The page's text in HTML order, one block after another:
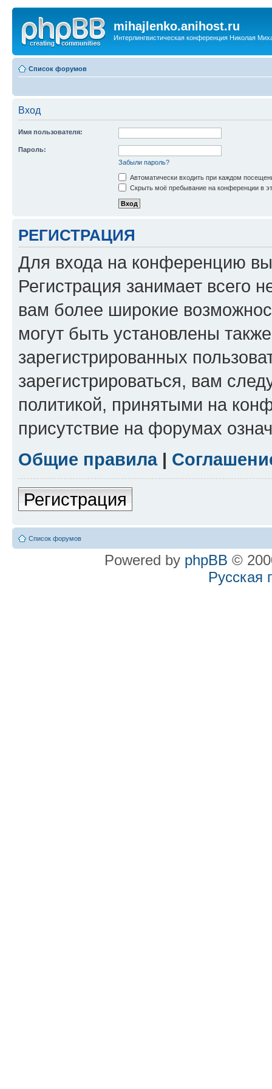
mihajlenko.anihost.ru
Интерлингвистическая конференция Николая
Список форумов
Вход
Имя пользователя:
Пароль:
Забыли пароль?
Автоматически входить при каждом
Скрыть моё пребывание на конференции в
РЕГИСТРАЦИЯ
Для входа на конференцию
Регистрация занимает всего
вам более широкие
могут быть установлены
зарегистрированных
зарегистрироваться, вам
политикой, принятыми на
присутствие на форумах
Общие правила|
Регистрация
Список форумов
Powered by phpBB ©
Русская